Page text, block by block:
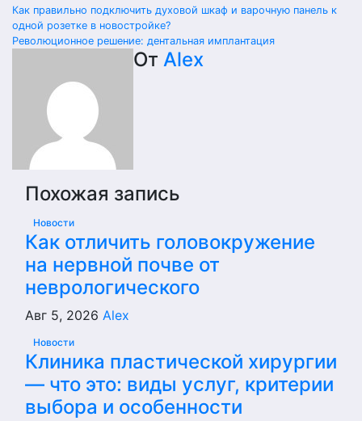
Навигация
по
записям
Как правильно подключить духовой шкаф и варочную панель к
одной розетке в новостройке?
Революционное решение: дентальная имплантация
От Alex
Похожая запись
Новости
Как отличить головокружение
на нервной почве от
неврологического
Авг 5, 2026 Alex
Новости
Клиника пластической хирургии
— что это: виды услуг, критерии
выбора и особенности